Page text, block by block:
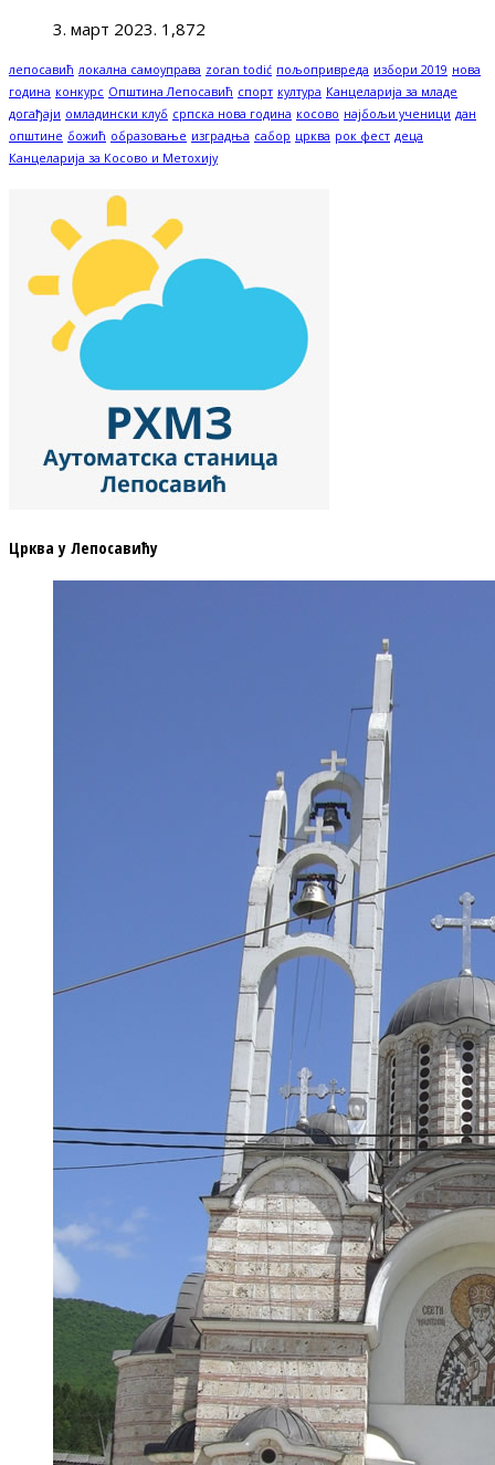
3. март 2023. 1,872
лепосавић локална самоуправа zoran todić пољопривреда избори 2019 нова
година конкурс Општина Лепосавић спорт култура Канцеларија за младе
догађаји омладински клуб српска нова година косово најбољи ученици дан
општине божић образовање изградња сабор црква рок фест деца
Канцеларија за Косово и Метохију
Црква у Лепосавићу